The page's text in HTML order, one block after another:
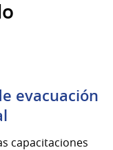
evacuación
capacitaciones